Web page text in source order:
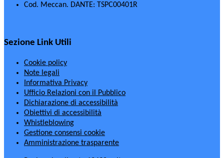
Cod. Meccan. DANTE: TSPC00401R
Sezione Link Utili
Cookie policy
Note legali
Informativa Privacy
Ufficio Relazioni con il Pubblico
Dichiarazione di accessibilità
Obiettivi di accessibilità
Whistleblowing
Gestione consensi cookie
Amministrazione trasparente